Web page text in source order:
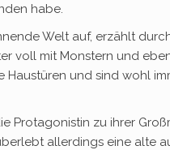
habe.
Welt auf, erzählt
voll mit Monstern und
Haustüren und sind wohl
Protagonistin zu ihrer
allerdings eine alte